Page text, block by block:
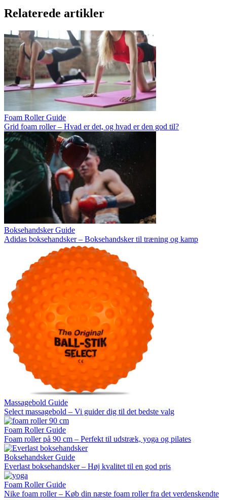
Relaterede artikler
Foam Roller Guide
Grid foam roller – Hvad er det, og hvad er den god til?
Boksehandsker Guide
Adidas boksehandsker – Boksehandsker til træning og kamp
Massagebold Guide
Select massagebold – Vi guider dig til det bedste valg
Foam Roller Guide
Foam roller på 90 cm – Perfekt til udstræk, yoga og pilates
Boksehandsker Guide
Everlast boksehandsker – Høj kvalitet til en god pris
Foam Roller Guide
Nike foam roller – Køb din næste foam roller fra det verdenskendte